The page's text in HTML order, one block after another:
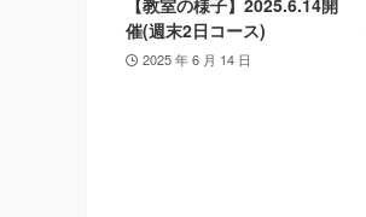
催(週末2日コース)
2025 年 6 月 14 日